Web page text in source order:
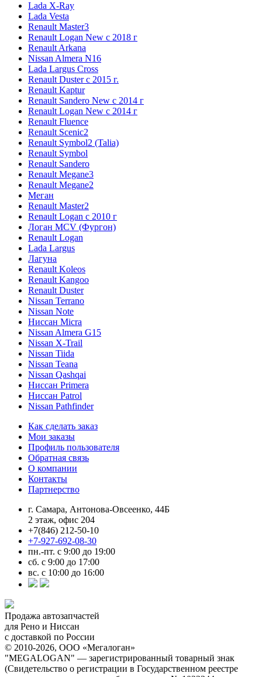
Lada X-Ray
Lada Vesta
Renault Master3
Renault Logan New с 2018 г
Renault Arkana
Nissan Almera N16
Lada Largus Cross
Renault Duster с 2015 г.
Renault Kaptur
Renault Sandero New с 2014 г
Renault Logan New с 2014 г
Renault Fluence
Renault Scenic2
Renault Symbol2 (Talia)
Renault Symbol
Renault Sandero
Renault Megane3
Renault Megane2
Меган
Renault Master2
Renault Logan c 2010 г
Логан МСV (Фургон)
Renault Logan
Lada Largus
Лагуна
Renault Koleos
Renault Kangoo
Renault Duster
Nissan Terrano
Nissan Note
Ниссан Micra
Nissan Almera G15
Nissan X-Trail
Nissan Tiida
Nissan Teana
Nissan Qashqai
Ниссан Primera
Ниссан Patrol
Nissan Pathfinder
Как сделать заказ
Мои заказы
Профиль пользователя
Обратная связь
О компании
Контакты
Партнерство
г. Самара, Антонова-Овсеенко, 44Б
2 этаж, офис 204
+7(846) 212-50-10
+7-927-692-08-30
пн.-пт. с 9:00 до 19:00
сб. с 9:00 до 17:00
вс. с 10:00 до 16:00
Продажа автозапчастей
для Рено и Ниссан
с доставкой по России
© 2010-2026, ООО «Мегалоган»
"MEGALOGAN" — зарегистрированный товарный знак
(Свидетельство о регистрации в Государственном реестре